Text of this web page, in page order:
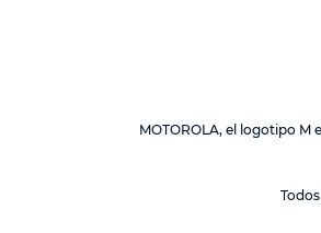
MOTOROLA, el logotipo M